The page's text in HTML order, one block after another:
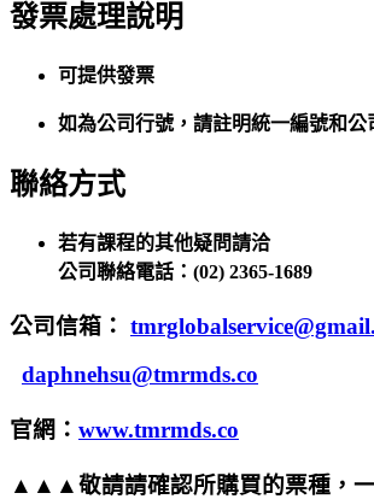
發票處理說明
可提供發票
如為公司行號，請註明統一編號和公
聯絡方式
若有課程的其他疑問請洽
公司聯絡電話：(02) 2365-1689
公司信箱：
daphnehsu@tmrmds.co
官網： www.tmrmds.co
▲▲▲敬請請確認所購買的票種，